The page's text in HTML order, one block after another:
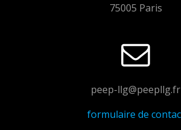
75005 Paris
peep-llg@peepllg.fr
formulaire de